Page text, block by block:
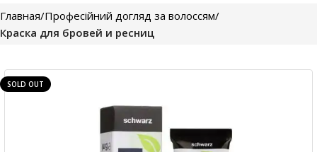
Главная Професійний догляд за волоссям
Краска для бровей и ресниц
SOLD OUT